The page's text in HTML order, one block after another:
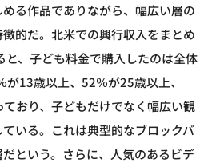
る作品でありながら、幅広い層の
的だ。北米での興行収入をまとめ
と、子ども料金で購入したのは全体
13歳以上、52％が25歳以上、
おり、子どもだけでなく幅広い観
いる。これは典型的なブロックバ
という。さらに、人気のあるビデ